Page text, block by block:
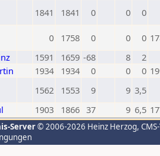
1841 1841 0 0 0
0 1758 0 0 0
1591 1659 -68 8
2
1934 1934 0 0 0
1562 1553 9 9 3,5
1903 1866 37 9 6,5
Server© 2006-2026 Heinz Herzog,